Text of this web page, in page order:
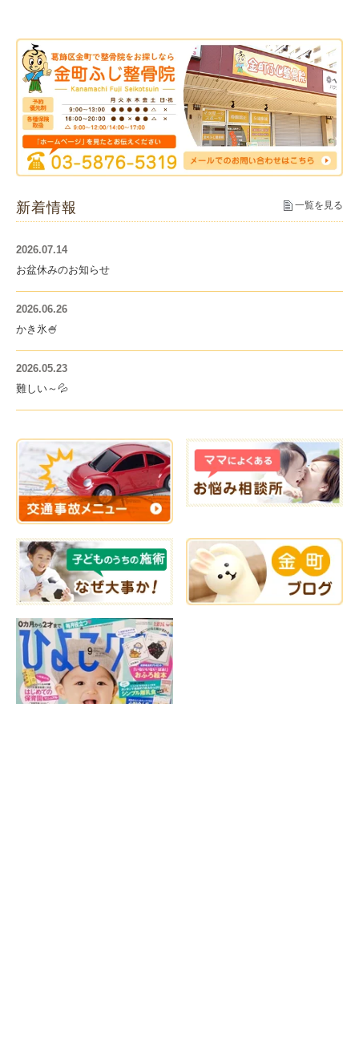
新着情報 一覧を見る
2026.07.14
お盆休みのお知らせ
2026.06.26
かき氷🍧
2026.05.23
難しい～💦